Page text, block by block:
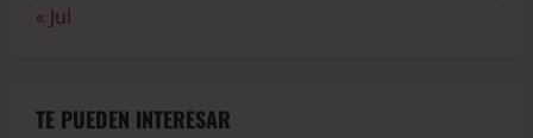
« Jul
TE PUEDEN INTERESAR